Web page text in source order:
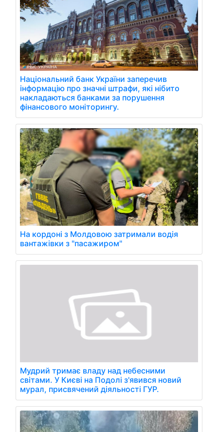
Національний банк України заперечив
інформацію про значні штрафи, які нібито
накладаються банками за порушення
фінансового моніторингу.
На кордоні з Молдовою затримали водія
вантажівки з "пасажиром"
Мудрий тримає владу над небесними
світами. У Києві на Подолі з'явився новий
мурал, присвячений діяльності ГУР.